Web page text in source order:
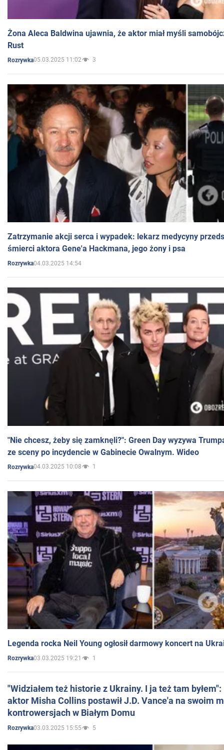
Żona Aleca Baldwina ujawnia, że aktor miał myśli
Rust
Rozrywka05.03.2025 11:02 3
Zatrzymanie akcji serca i wypadek: lekarz medycyny
śmierci aktora Gene'a Hackmana, jego żony i psa
Rozrywka04.03.2025 14:54
"Nie chcesz, żeby się zamknęli?": Green Day wyzywa
ze sceny po incydencie w Gabinecie Owalnym. Wideo
Rozrywka04.03.2025 10:08 1
Legenda rocka Neil Young ogłosił darmowy koncert na
Rozrywka03.03.2025 19:21 1
"Widziałem też historie z Ukrainy. I ja też tam
aktor Misha Collins postawił J.D. Vance'a na swoim
kontrowersjach w Białym Domu
Rozrywka03.03.2025 15:55 5